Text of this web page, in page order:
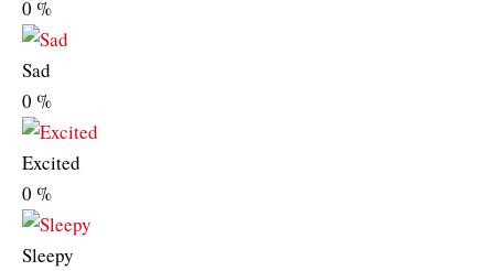
0 %
Sad
0 %
Excited
0 %
Sleepy